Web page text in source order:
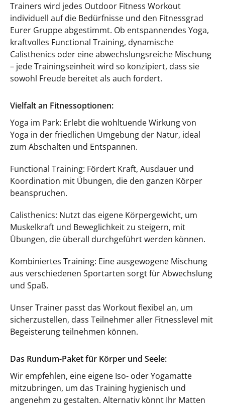
Trainers wird jedes Outdoor Fitness Workout
individuell auf die Bedürfnisse und den Fitnessgrad
Eurer Gruppe abgestimmt. Ob entspannendes Yoga,
kraftvolles Functional Training, dynamische
Calisthenics oder eine abwechslungsreiche Mischung
– jede Trainingseinheit wird so konzipiert, dass sie
sowohl Freude bereitet als auch fordert.
Vielfalt an Fitnessoptionen:
Yoga im Park: Erlebt die wohltuende Wirkung von
Yoga in der friedlichen Umgebung der Natur, ideal
zum Abschalten und Entspannen.
Functional Training: Fördert Kraft, Ausdauer und
Koordination mit Übungen, die den ganzen Körper
beanspruchen.
Calisthenics: Nutzt das eigene Körpergewicht, um
Muskelkraft und Beweglichkeit zu steigern, mit
Übungen, die überall durchgeführt werden können.
Kombiniertes Training: Eine ausgewogene Mischung
aus verschiedenen Sportarten sorgt für Abwechslung
und Spaß.
Unser Trainer passt das Workout flexibel an, um
sicherzustellen, dass Teilnehmer aller Fitnesslevel mit
Begeisterung teilnehmen können.
Das Rundum-Paket für Körper und Seele:
Wir empfehlen, eine eigene Iso- oder Yogamatte
mitzubringen, um das Training hygienisch und
angenehm zu gestalten. Alternativ könnt Ihr Matten